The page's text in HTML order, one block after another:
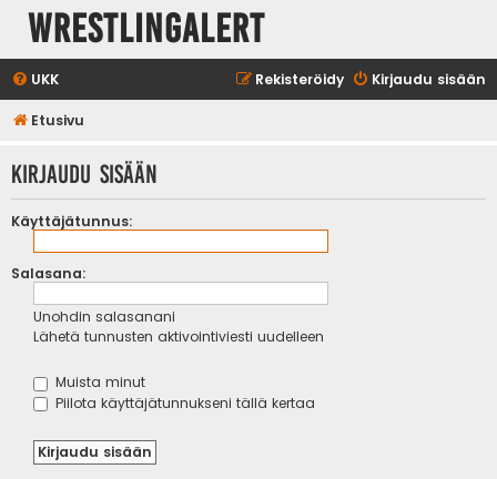
WrestlingAlert
UKK Kirjaudu sisään
Rekisteröidy
Etusivu
Kirjaudu sisään
Käyttäjätunnus:
Salasana:
Unohdin salasanani
Lähetä tunnusten aktivointiviesti uudelleen
Muista minut
Piilota käyttäjätunnukseni tällä kertaa